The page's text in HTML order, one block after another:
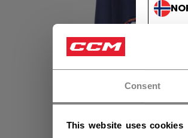
Consent
This website uses cookies